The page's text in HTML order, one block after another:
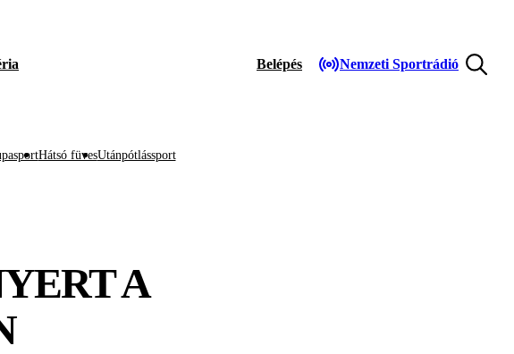
Belépés Nemzeti Sportrádió
Hátsó füvesUtánpótlássport
A